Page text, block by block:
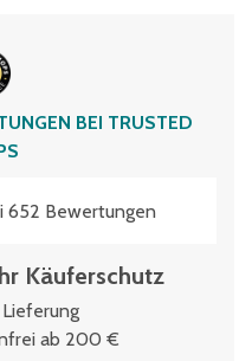
BEI TRUSTED
652 Bewertungen
Käuferschutz
ab 200 €